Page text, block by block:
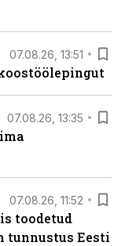
07.08.26, 13:51
07.08.26, 13:35
07.08.26, 11:52
toodetud
tunnustus Eesti